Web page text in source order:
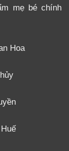
mẹ bé chính
Hoa